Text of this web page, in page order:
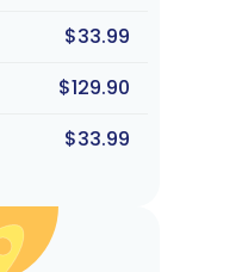
$33.99
$129.90
$33.99